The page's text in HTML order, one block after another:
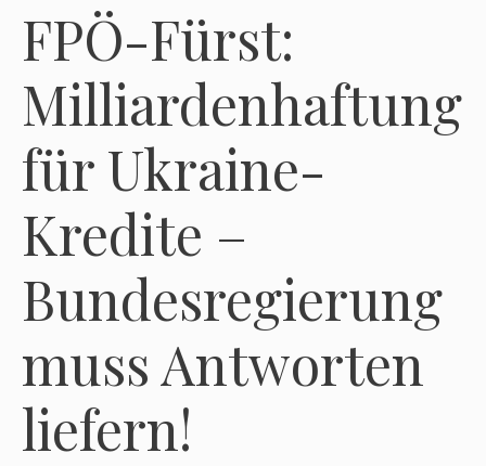
FPÖ-Fürst:
Milliardenhaftung
für Ukraine-
Kredite –
Bundesregierung
muss Antworten
liefern!